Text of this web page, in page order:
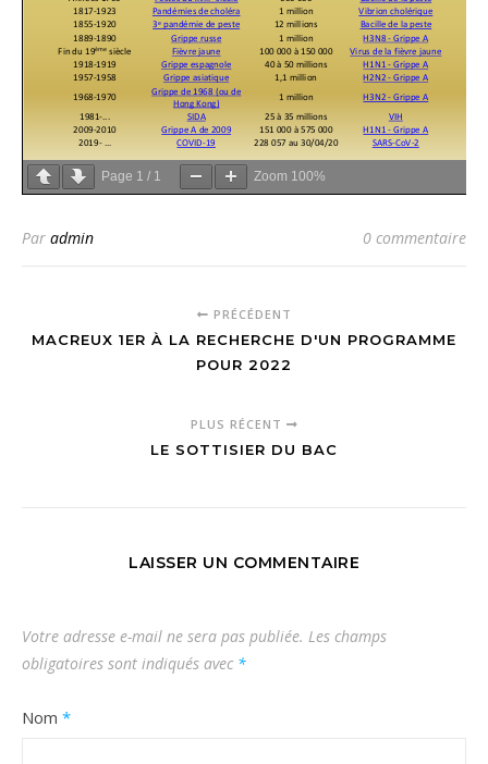
Page 1 / 1 Zoom 100%
Par admin 0 commentaire
PRÉCÉDENT
MACREUX 1ER À LA RECHERCHE D'UN PROGRAMME
POUR 2022
PLUS RÉCENT
LE SOTTISIER DU BAC
LAISSER UN COMMENTAIRE
Votre adresse e-mail ne sera pas publiée. Les champs
obligatoires sont indiqués avec *
Nom *